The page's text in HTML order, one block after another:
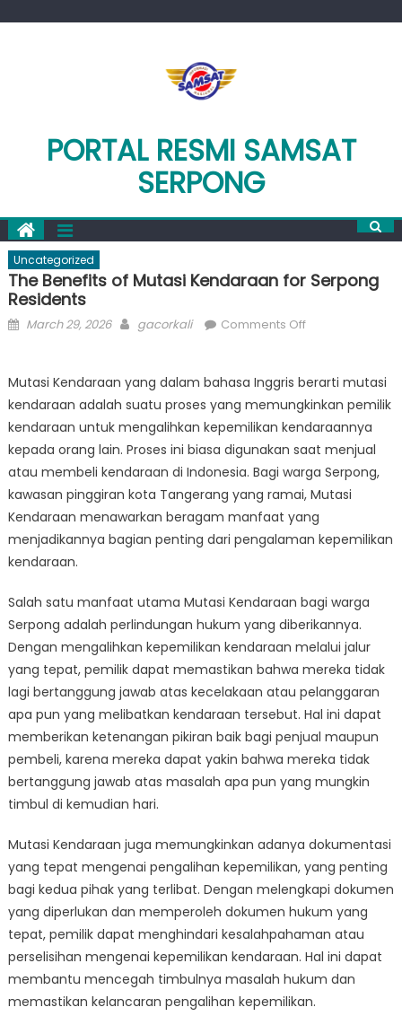
PORTAL RESMI SAMSAT
SERPONG
Uncategorized
The Benefits of Mutasi Kendaraan for Serpong
Residents
Posted
March 29, 2026 Author
gacorkali Comments Offon
of
Mutasi
Kendaraan
for
Serpong
Residents
Mutasi Kendaraan yang dalam bahasa Inggris berarti mutasi
kendaraan adalah suatu proses yang memungkinkan pemilik
kendaraan untuk mengalihkan kepemilikan kendaraannya
kepada orang lain. Proses ini biasa digunakan saat menjual
atau membeli kendaraan di Indonesia. Bagi warga Serpong,
kawasan pinggiran kota Tangerang yang ramai, Mutasi
Kendaraan menawarkan beragam manfaat yang
menjadikannya bagian penting dari pengalaman kepemilikan
kendaraan.
Salah satu manfaat utama Mutasi Kendaraan bagi warga
Serpong adalah perlindungan hukum yang diberikannya.
Dengan mengalihkan kepemilikan kendaraan melalui jalur
yang tepat, pemilik dapat memastikan bahwa mereka tidak
lagi bertanggung jawab atas kecelakaan atau pelanggaran
apa pun yang melibatkan kendaraan tersebut. Hal ini dapat
memberikan ketenangan pikiran baik bagi penjual maupun
pembeli, karena mereka dapat yakin bahwa mereka tidak
bertanggung jawab atas masalah apa pun yang mungkin
timbul di kemudian hari.
Mutasi Kendaraan juga memungkinkan adanya dokumentasi
yang tepat mengenai pengalihan kepemilikan, yang penting
bagi kedua pihak yang terlibat. Dengan melengkapi dokumen
yang diperlukan dan memperoleh dokumen hukum yang
tepat, pemilik dapat menghindari kesalahpahaman atau
perselisihan mengenai kepemilikan kendaraan. Hal ini dapat
membantu mencegah timbulnya masalah hukum dan
memastikan kelancaran pengalihan kepemilikan.